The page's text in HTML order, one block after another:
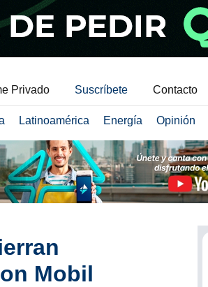
Privado Suscríbete Contacto
Latinoamérica Energía Opinión
Mobil